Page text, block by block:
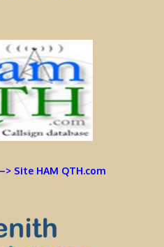
Site HAM QTH.com